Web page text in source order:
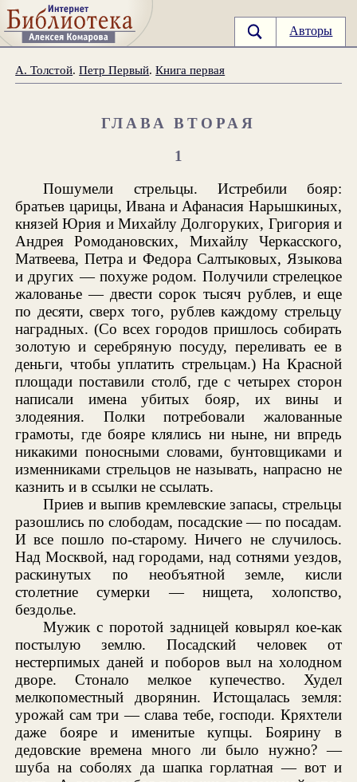
Авторы
А. Толстой.Петр Первый.Книга первая
ГЛАВА ВТОРАЯ
1
Пошумели стрельцы. Истребили бояр:
братьев царицы, Ивана и Афанасия Нарышкиных,
князей Юрия и Михайлу Долгоруких, Григория и
Андрея Ромодановских, Михайлу Черкасского,
Матвеева, Петра и Федора Салтыковых, Языкова
и других — похуже родом. Получили стрелецкое
жалованье — двести сорок тысяч рублев, и еще
по десяти, сверх того, рублев каждому стрельцу
наградных. (Со всех городов пришлось собирать
золотую и серебряную посуду, переливать ее в
деньги, чтобы уплатить стрельцам.) На Красной
площади поставили столб, где с четырех сторон
написали имена убитых бояр, их вины и
злодеяния. Полки потребовали жалованные
грамоты, где бояре клялись ни ныне, ни впредь
никакими поносными словами, бунтовщиками и
изменниками стрельцов не называть, напрасно не
казнить и в ссылки не ссылать.
Приев и выпив кремлевские запасы, стрельцы
разошлись по слободам, посадские — по посадам.
И все пошло по-старому. Ничего не случилось.
Над Москвой, над городами, над сотнями уездов,
раскинутых по необъятной земле, кисли
столетние сумерки — нищета, холопство,
бездолье.
Мужик с поротой задницей ковырял кое-как
постылую землю. Посадский человек от
нестерпимых даней и поборов выл на холодном
дворе. Стонало мелкое купечество. Худел
мелкопоместный дворянин. Истощалась земля:
урожай сам три — слава тебе, господи. Кряхтели
даже бояре и именитые купцы. Боярину в
дедовские времена много ли было нужно? —
шуба на соболях да шапка горлатная — вот и